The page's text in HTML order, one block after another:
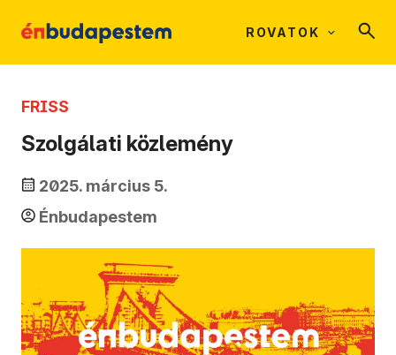
ROVATOK
FRISS
Szolgálati közlemény
2025. március 5.
Énbudapestem